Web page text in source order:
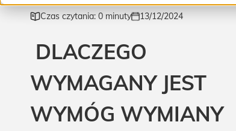
Czas czytania: 0 minuty 13/12/2024
DLACZEGO
WYMAGANY JEST
WYMÓG WYMIANY